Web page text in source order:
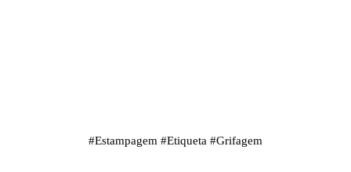
#Estampagem #Etiqueta #Grifagem